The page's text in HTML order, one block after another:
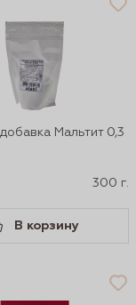
Мальтит 0,3
300 г.
В корзину